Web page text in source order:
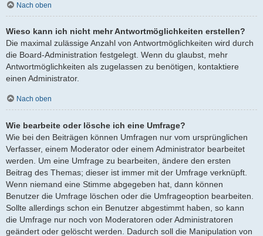
Nach oben
Wieso kann ich nicht mehr Antwortmöglichkeiten erstellen?
Die maximal zulässige Anzahl von Antwortmöglichkeiten wird durch
die Board-Administration festgelegt. Wenn du glaubst, mehr
Antwortmöglichkeiten als zugelassen zu benötigen, kontaktiere
einen Administrator.
Nach oben
Wie bearbeite oder lösche ich eine Umfrage?
Wie bei den Beiträgen können Umfragen nur vom ursprünglichen
Verfasser, einem Moderator oder einem Administrator bearbeitet
werden. Um eine Umfrage zu bearbeiten, ändere den ersten
Beitrag des Themas; dieser ist immer mit der Umfrage verknüpft.
Wenn niemand eine Stimme abgegeben hat, dann können
Benutzer die Umfrage löschen oder die Umfrageoption bearbeiten.
Sollte allerdings schon ein Benutzer abgestimmt haben, so kann
die Umfrage nur noch von Moderatoren oder Administratoren
geändert oder gelöscht werden. Dadurch soll die Manipulation von